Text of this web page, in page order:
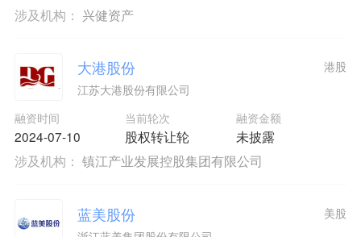
涉及机构： 兴健资产
大港股份
江苏大港股份有限公司
融资时间
2024-07-10
当前轮次
股权转让轮
融资金额
未披露
港股
涉及机构： 镇江产业发展控股集团有限公司
蓝美股份 美股